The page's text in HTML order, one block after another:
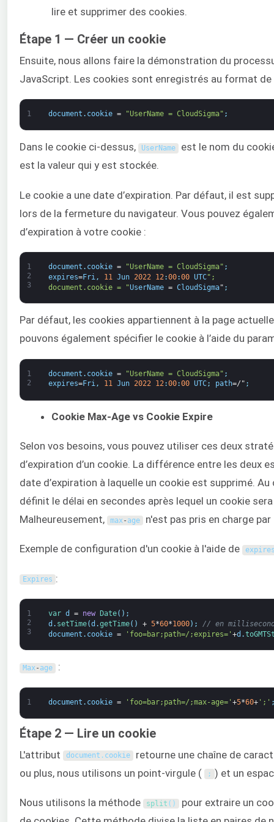
lire et supprimer des cookies.
Étape 1 — Créer un cookie
Ensuite, nous allons faire la démonstration du
JavaScript. Les cookies sont enregistrés au format de
1 document . cookie = "UserName = CloudSigma" ;
Dans le cookie ci-dessus, UserName est le nom du
est la valeur qui y est stockée.
Le cookie a une date d’expiration. Par défaut, il est
lors de la fermeture du navigateur. Vous pouvez
d’expiration à votre cookie :
1
2
3
document . cookie = "UserName = CloudSigma" ;
expires=Fri, 11 Jun 2022 12:00:00 UTC";
document.cookie = "UserName = CloudSigma" ;
Par défaut, les cookies appartiennent à la page
pouvons également spécifier le cookie à l’aide du
1
2
document . cookie = "UserName = CloudSigma" ;
expires=Fri, 11 Jun 2022 12:00:00 UTC; path=/" ;
Cookie Max-Age vs Cookie Expire
Selon vos besoins, vous pouvez utiliser ces deux
d’expiration d’un cookie. La différence entre les deux
date d’expiration à laquelle un cookie est supprimé.
définit le délai en secondes après lequel un cookie
Malheureusement,
max- age n'est pas pris en charge
Exemple de configuration d'un cookie à l'aide de
Expires :
1
2
3
var d = new Date( ) ;
d . setTime(d .getTime( ) + 5*60*1000) ;
// en
document . cookie = 'foo=bar;path=/;expires=' +d .
Max- age :
1 document . cookie = 'foo=bar;path=/;max-age=' +5*60+';'
Étape 2 — Lire un cookie
L'attribut document . cookie retourne une chaîne de
ou plus, nous utilisons un point-virgule (
; ) et un
Nous utilisons la méthode split ( ) pour extraire un